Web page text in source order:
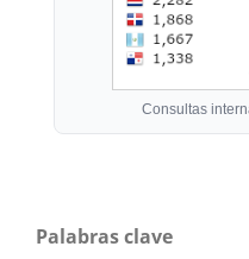
Consultas
Palabras clave